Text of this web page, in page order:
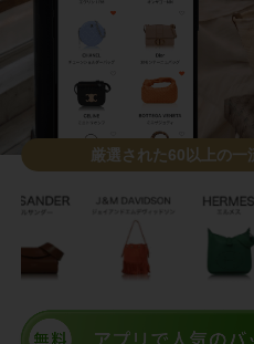
厳選された60以上の一